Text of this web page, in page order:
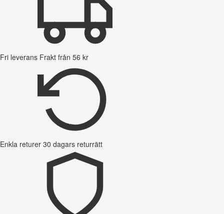
Fri leverans Frakt från 56 kr
Enkla returer 30 dagars returrätt